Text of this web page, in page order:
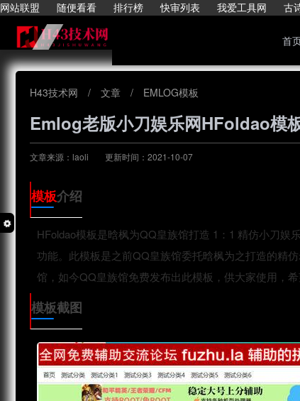
网站联盟 随便看看 排行榜 快审列表 我爱工具网 古
首
H43技术网 / 文章 / EMLOG模板
Emlog老版小刀娱乐网HFoldao模
文章来源：laoli 更新时间：2021-10-07
模板介绍
HFoldao模板是晗枫为QQ皇族馆打造 1：1 精仿小刀
功能。此模板是之前QQ皇族馆委托晗枫为之打造的精
馆，如今QQ皇族馆免费发布出此模板，供大家使用，希
模板截图